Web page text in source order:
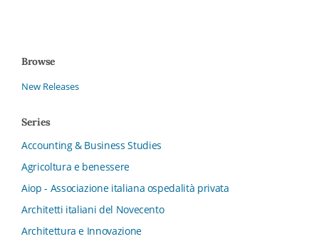
Browse
New Releases
Series
Accounting & Business Studies
Agricoltura e benessere
Aiop - Associazione italiana ospedalità privata
Architetti italiani del Novecento
Architettura e Innovazione